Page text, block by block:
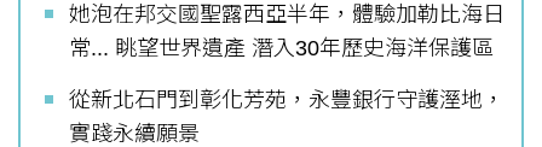
她泡在邦交國聖露西亞半年，體驗加勒比海日
常... 眺望世界遺產 潛入30年歷史海洋保護區
從新北石門到彰化芳苑，永豐銀行守護溼地，
實踐永續願景